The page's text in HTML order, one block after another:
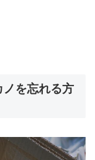
を忘れる方